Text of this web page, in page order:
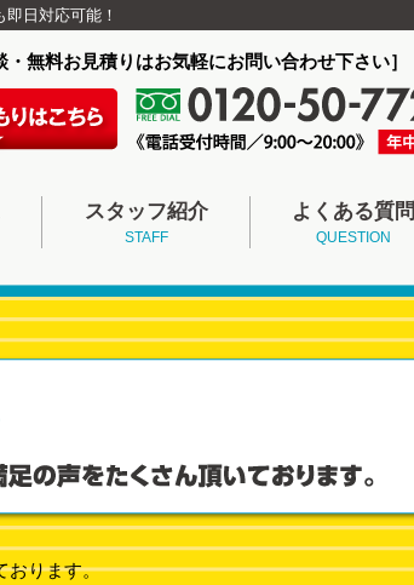
日対応可能！
・無料お見積りはお気軽にお問い合わせ下さい］
スタッフ紹介
STAFF
よくある質問
QUESTION
おります。